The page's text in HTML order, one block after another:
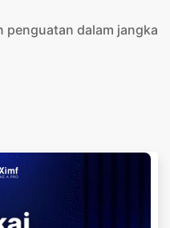
penguatan dalam jangka